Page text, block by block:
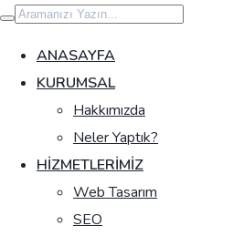
İçeriğe
geç
ANASAYFA
KURUMSAL
Hakkımızda
Neler Yaptık?
HIZMETLERIMIZ
Web Tasarım
SEO